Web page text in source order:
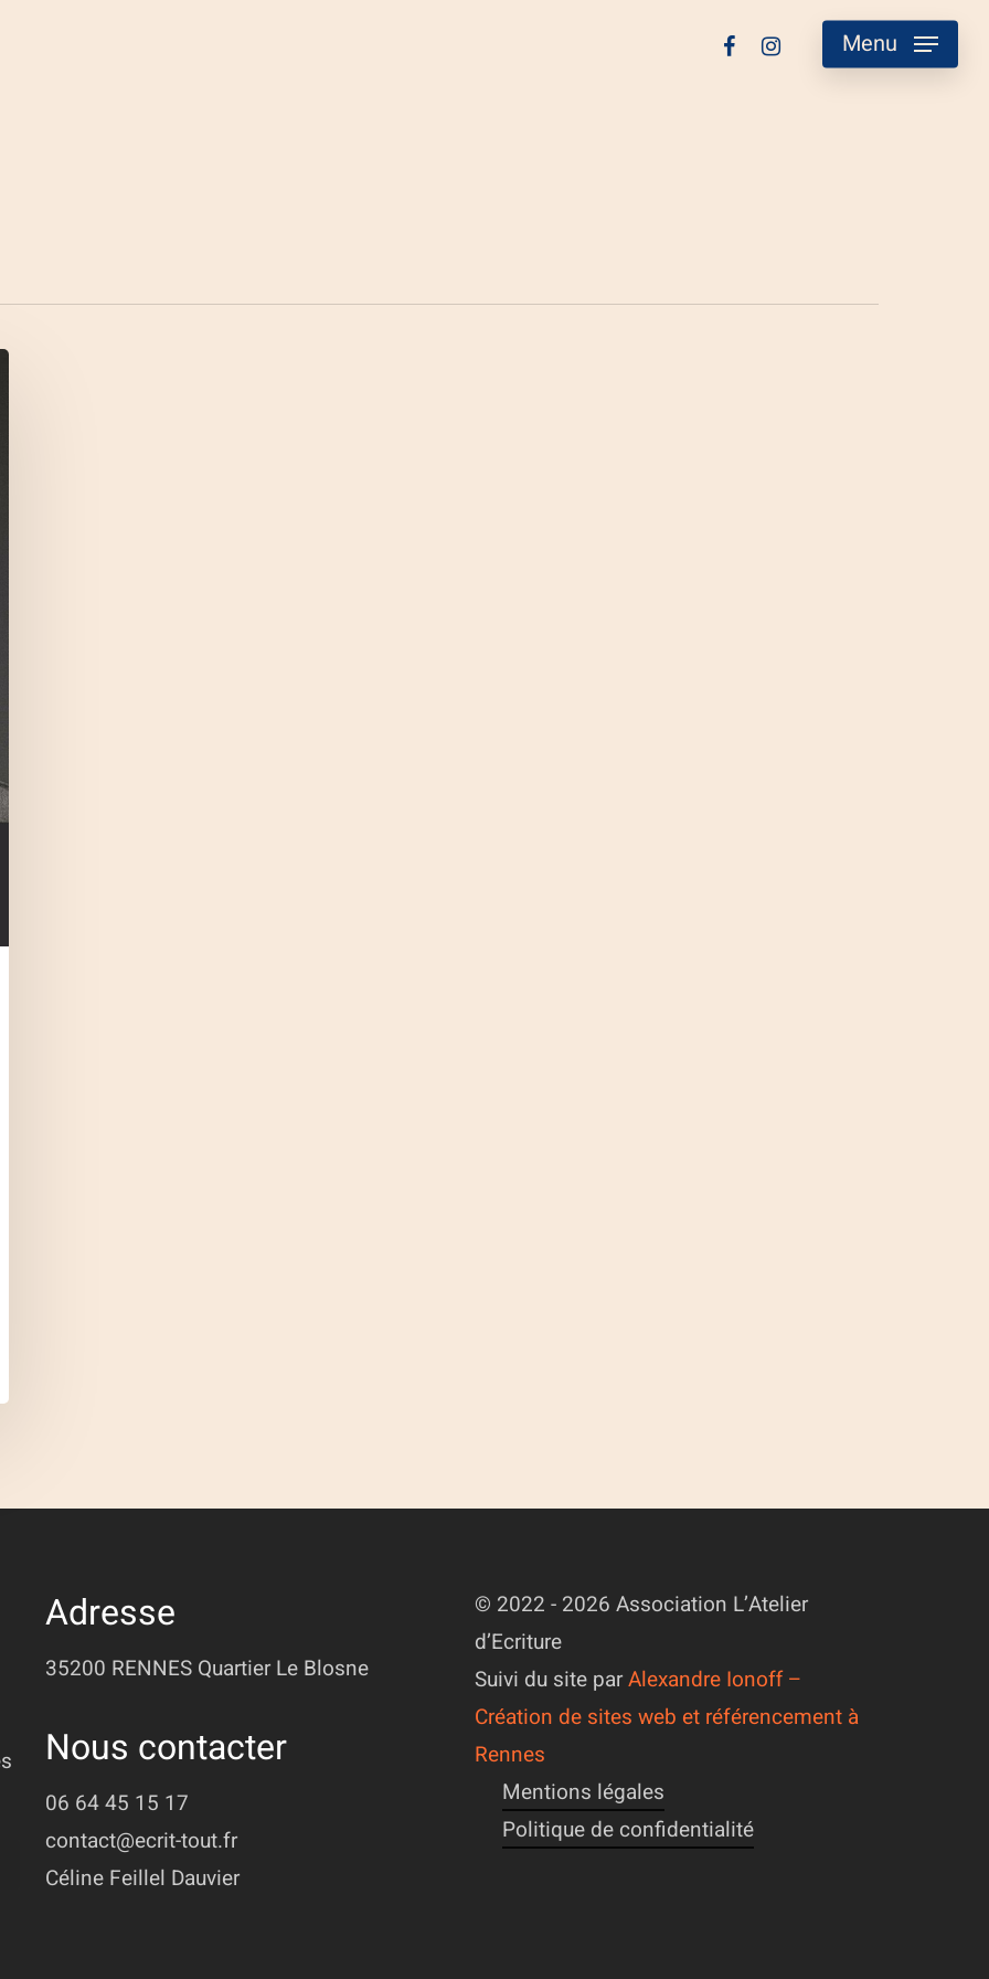
facebookinstagramMenu
Adresse
35200 RENNES Quartier Le Blosne
Nous contacter
06 64 45 15 17
contact@ecrit-tout.fr
Céline Feillel Dauvier
© 2022 - 2026 Association L’Atelier
d’Ecriture
Suivi du site parAlexandre Ionoff –
Création de sites web et référencement à
Rennes
Mentions légales
Politique de confidentialité